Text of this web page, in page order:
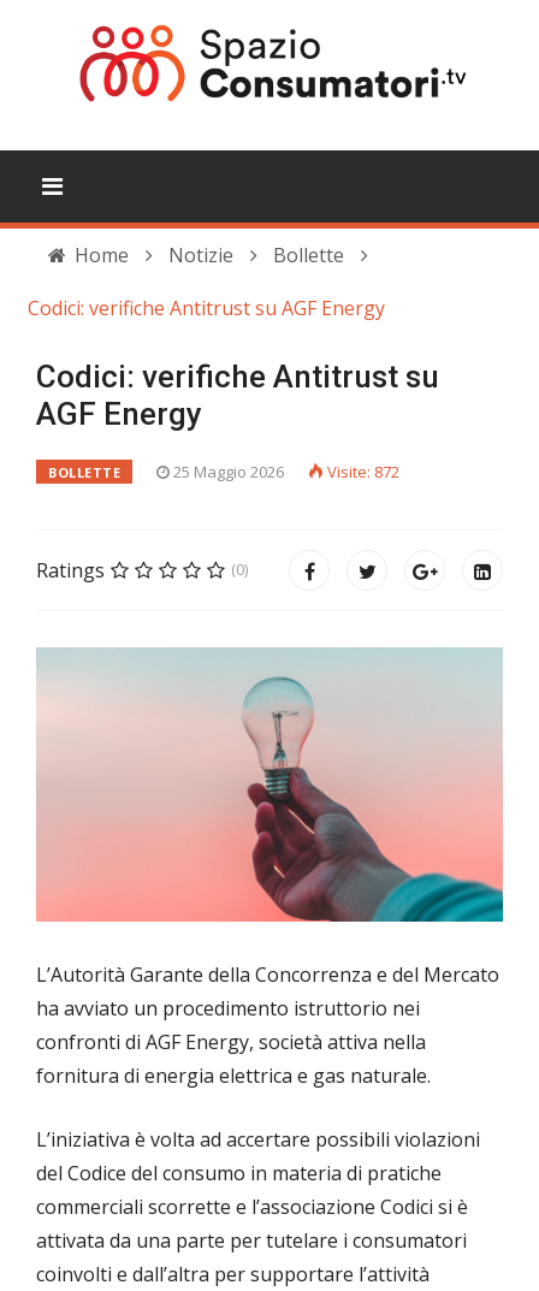
Home Notizie
Bollette
Codici: verifiche Antitrust su AGF Energy
Codici: verifiche Antitrust su
AGF Energy
BOLLETTE 25 Maggio 2026 Visite: 872
Ratings (0)
L’Autorità Garante della Concorrenza e del Mercato
ha avviato un procedimento istruttorio nei
confronti di AGF Energy, società attiva nella
fornitura di energia elettrica e gas naturale.
L’iniziativa è volta ad accertare possibili violazioni
del Codice del consumo in materia di pratiche
commerciali scorrette e l’associazione Codici si è
attivata da una parte per tutelare i consumatori
coinvolti e dall’altra per supportare l’attività